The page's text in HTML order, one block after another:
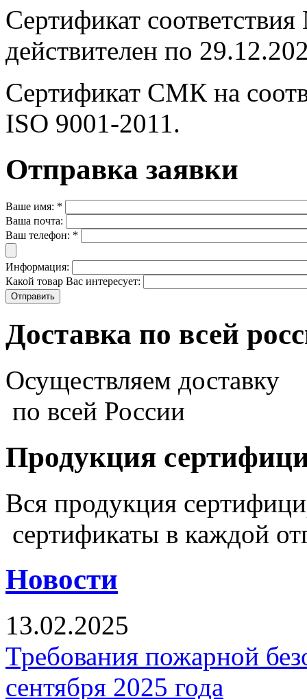
Сертификат
действителен по
Сертификат СМК на
ISO 9001-2011.
Отправка заявки
Ваше имя: *
Ваша почта:
Ваш телефон: *
Информация:
Какой товар Вас интересует:
Доставка по всей
Осуществляем доставку
по всей России
Продукция
Вся продукция
сертификаты в каждой
Новости
13.02.2025
Требования пожарной
сентября 2025 года